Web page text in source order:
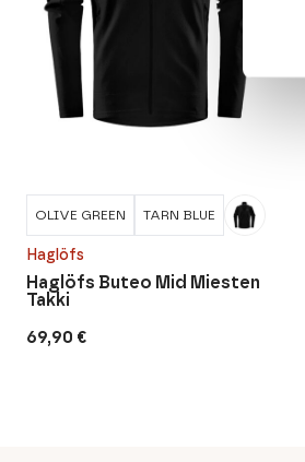
Haglöfs
69,90 €
Haglöfs Buteo Mid Miesten
Takki
OLIVE GREEN TARN BLUE